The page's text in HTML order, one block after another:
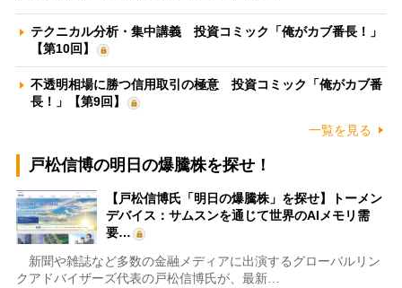
テクニカル分析・集中講義 投資コミック「俺がカブ番長！」
【第10回】
不透明相場に勝つ信用取引の極意 投資コミック「俺がカブ番
長！」【第9回】
一覧を見る
戸松信博の明日の爆騰株を探せ！
【戸松信博氏「明日の爆騰株」を探せ】トーメン
デバイス：サムスンを通じて世界のAIメモリ需
要…
新聞や雑誌など多数の金融メディアに出演するグローバルリン
クアドバイザーズ代表の戸松信博氏が、最新…